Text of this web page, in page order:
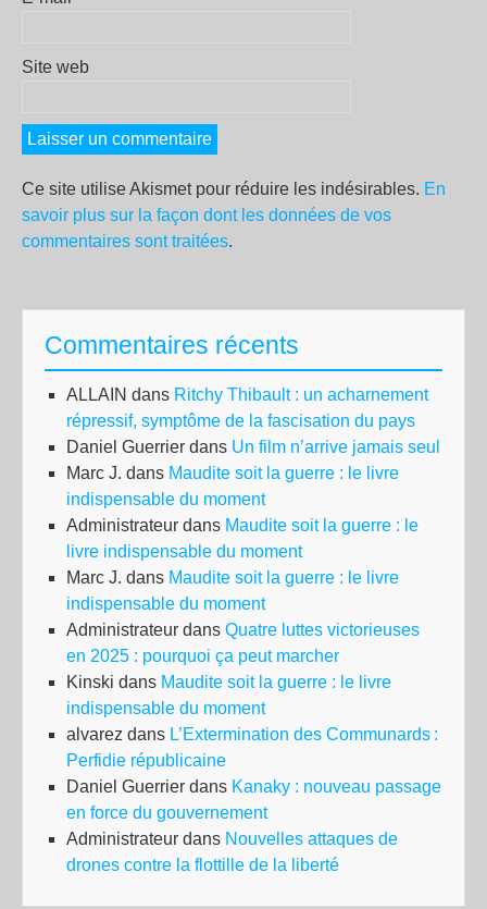
Site web
Ce site utilise Akismet pour réduire les indésirables. En
savoir plus sur la façon dont les données de vos
commentaires sont traitées.
Commentaires récents
ALLAIN dans Ritchy Thibault : un acharnement
répressif, symptôme de la fascisation du pays
Daniel Guerrier dans Un film n’arrive jamais seul
Marc J. dans Maudite soit la guerre : le livre
indispensable du moment
Administrateur dans Maudite soit la guerre : le
livre indispensable du moment
Marc J. dans Maudite soit la guerre : le livre
indispensable du moment
Administrateur dans Quatre luttes victorieuses
en 2025 : pourquoi ça peut marcher
Kinski dans Maudite soit la guerre : le livre
indispensable du moment
alvarez dans L’Extermination des Communards :
Perfidie républicaine
Daniel Guerrier dans Kanaky : nouveau passage
en force du gouvernement
Administrateur dans Nouvelles attaques de
drones contre la flottille de la liberté